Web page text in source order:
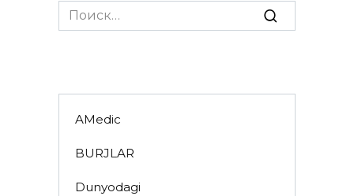
Search
for:
AMedic
BURJLAR
Dunyodagi